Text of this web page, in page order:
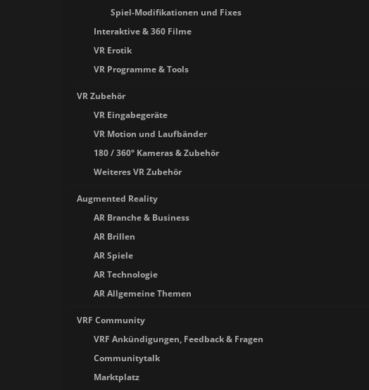
Spiel-Modifikationen und Fixes
Interaktive & 360 Filme
VR Erotik
VR Programme & Tools
VR Zubehör
VR Eingabegeräte
VR Motion und Laufbänder
180 / 360° Kameras & Zubehör
Weiteres VR Zubehör
Augmented Reality
AR Branche & Business
AR Brillen
AR Spiele
AR Technologie
AR Allgemeine Themen
VRF Community
VRF Ankündigungen, Feedback & Fragen
Communitytalk
Marktplatz